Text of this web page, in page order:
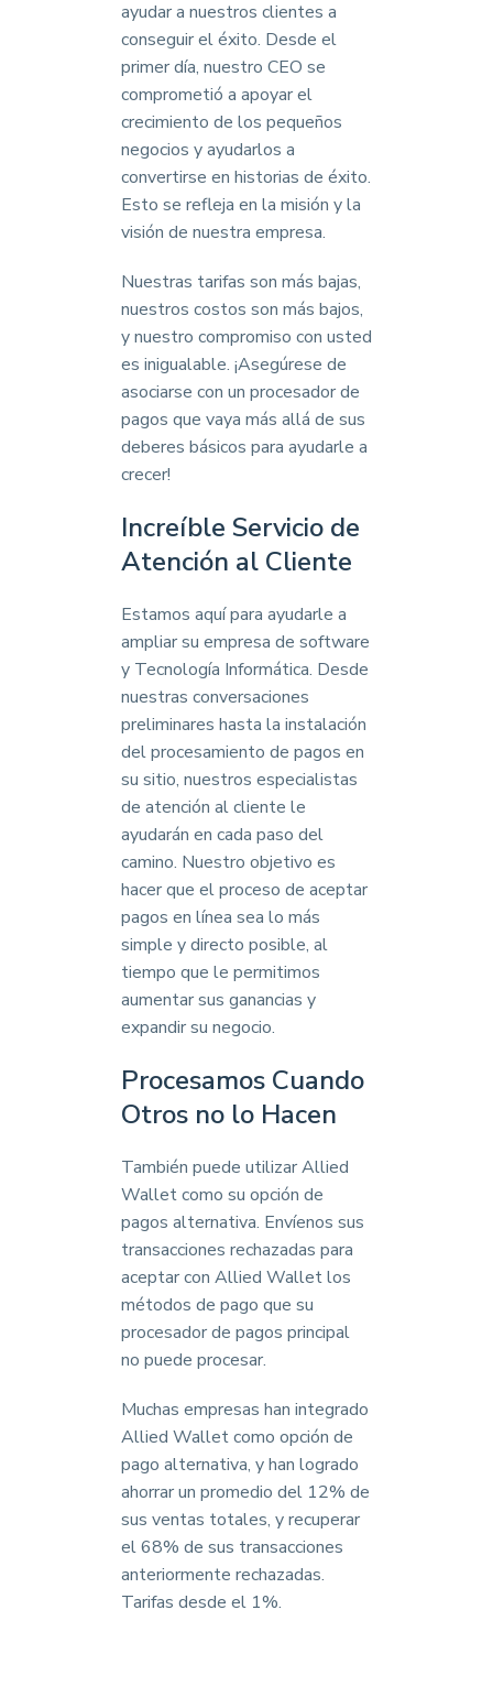
ayudar a nuestros clientes a
conseguir el éxito. Desde el
primer día, nuestro CEO se
comprometió a apoyar el
crecimiento de los pequeños
negocios y ayudarlos a
convertirse en historias de éxito.
Esto se refleja en la misión y la
visión de nuestra empresa.
Nuestras tarifas son más bajas,
nuestros costos son más bajos,
y nuestro compromiso con usted
es inigualable. ¡Asegúrese de
asociarse con un procesador de
pagos que vaya más allá de sus
deberes básicos para ayudarle a
crecer!
Increíble Servicio de
Atención al Cliente
Estamos aquí para ayudarle a
ampliar su empresa de software
y Tecnología Informática. Desde
nuestras conversaciones
preliminares hasta la instalación
del procesamiento de pagos en
su sitio, nuestros especialistas
de atención al cliente le
ayudarán en cada paso del
camino. Nuestro objetivo es
hacer que el proceso de aceptar
pagos en línea sea lo más
simple y directo posible, al
tiempo que le permitimos
aumentar sus ganancias y
expandir su negocio.
Procesamos Cuando
Otros no lo Hacen
También puede utilizar Allied
Wallet como su opción de
pagos alternativa. Envíenos sus
transacciones rechazadas para
aceptar con Allied Wallet los
métodos de pago que su
procesador de pagos principal
no puede procesar.
Muchas empresas han integrado
Allied Wallet como opción de
pago alternativa, y han logrado
ahorrar un promedio del 12% de
sus ventas totales, y recuperar
el 68% de sus transacciones
anteriormente rechazadas.
Tarifas desde el 1%.